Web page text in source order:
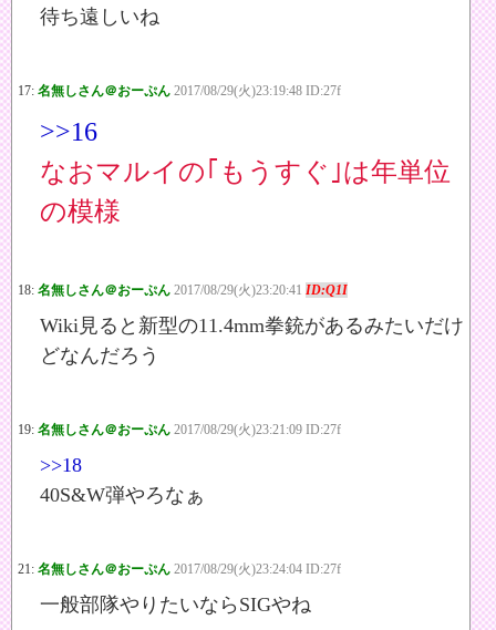
待ち遠しいね
17: 名無しさん＠おーぷん 2017/08/29(火)23:19:48 ID:27f
>>16
なおマルイの｢もうすぐ｣は年単位
の模様
18: 名無しさん＠おーぷん 2017/08/29(火)23:20:41 ID:Q1I
Wiki見ると新型の11.4mm拳銃があるみたいだけ
どなんだろう
19: 名無しさん＠おーぷん 2017/08/29(火)23:21:09 ID:27f
>>18
40S&W弾やろなぁ
21: 名無しさん＠おーぷん 2017/08/29(火)23:24:04 ID:27f
一般部隊やりたいならSIGやね